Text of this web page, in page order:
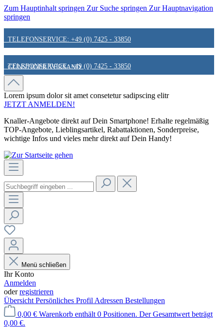
Zum Hauptinhalt springen Zur Suche springen Zur Hauptnavigation
springen
TELEFONSERVICE: +49 (0) 7425 - 33850
GÜNSTIGER VERSAND
FAIR & KUNDENORIENTIERT
HINWEIS ZU STATIONÄREN PREISEN
TELEFONSERVICE: +49 (0) 7425 - 33850
GÜNSTIGER VERSAND
FAIR & KUNDENORIENTIERT
HINWEIS ZU STATIONÄREN PREISEN
Lorem ipsum dolor sit amet consetetur sadipscing elitr
JETZT ANMELDEN!
Knaller-Angebote direkt auf Dein Smartphone! Erhalte regelmäßig
TOP-Angebote, Lieblingsartikel, Rabattaktionen, Sonderpreise,
wichtige Infos und vieles mehr direkt auf Dein Handy!
Menü schließen
Ihr Konto
Anmelden
oderregistrieren
Übersicht Persönliches Profil Adressen Bestellungen
0,00 € Warenkorb enthält 0 Positionen. Der Gesamtwert beträgt
0,00 €.